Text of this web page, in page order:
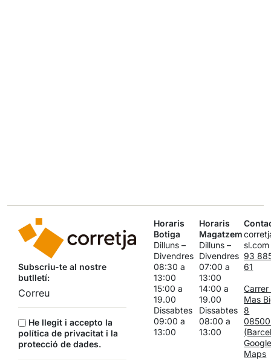
Subscriu-te al nostre
butlletí:
He llegit i accepto la
política de privacitat i la
protecció de dades.
Horaris
Botiga
Dilluns –
Divendres
08:30 a
13:00
15:00 a
19.00
Dissabtes
09:00 a
13:00
Horaris
Magatzem
Dilluns –
Divendres
07:00 a
13:00
14:00 a
19.00
Dissabtes
08:00 a
13:00
sl.com
93
61
Carrer
Mas
8
Maps